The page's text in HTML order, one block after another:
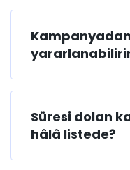
Süresi dolan
hâlâ listede?